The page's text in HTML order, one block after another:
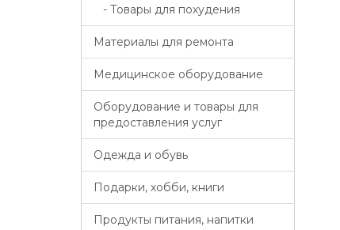
- Товары для похудения
Материалы для ремонта
Медицинское оборудование
Оборудование и товары для
предоставления услуг
Одежда и обувь
Подарки, хобби, книги
Продукты питания, напитки